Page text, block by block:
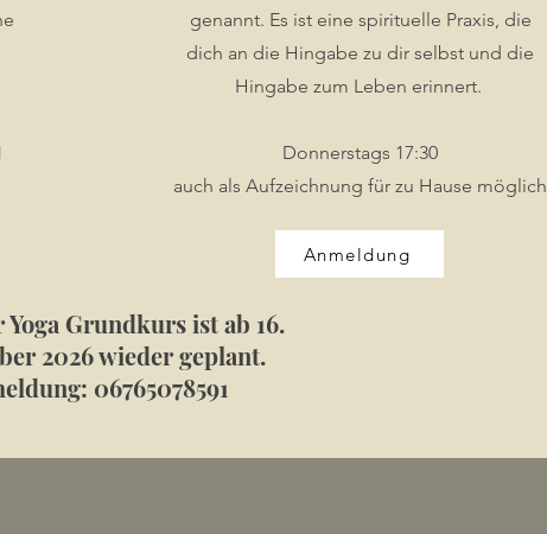
genannt. Es ist eine spirituelle Praxis, die
dich an die Hingabe zu dir selbst und die
Hingabe zum Leben erinnert.
Donnerstags 17:30
auch als Aufzeichnung für zu Hause möglich
Anmeldung
Yoga Grundkurs ist ab 16.
2026 wieder geplant.
06765078591